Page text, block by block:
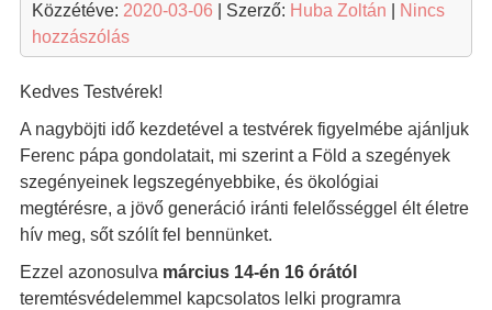
Közzétéve: 2020-03-06 | Szerző: Huba Zoltán
Nincs
hozzászólás
Kedves Testvérek!
A nagyböjti idő kezdetével a testvérek figyelmébe ajánljuk
Ferenc pápa gondolatait, mi szerint a Föld a szegények
szegényeinek legszegényebbike, és ökológiai
megtérésre, a jövő generáció iránti felelősséggel élt életre
hív meg, sőt szólít fel bennünket.
Ezzel azonosulva március 14-én 16 órától
teremtésvédelemmel kapcsolatos lelki programra